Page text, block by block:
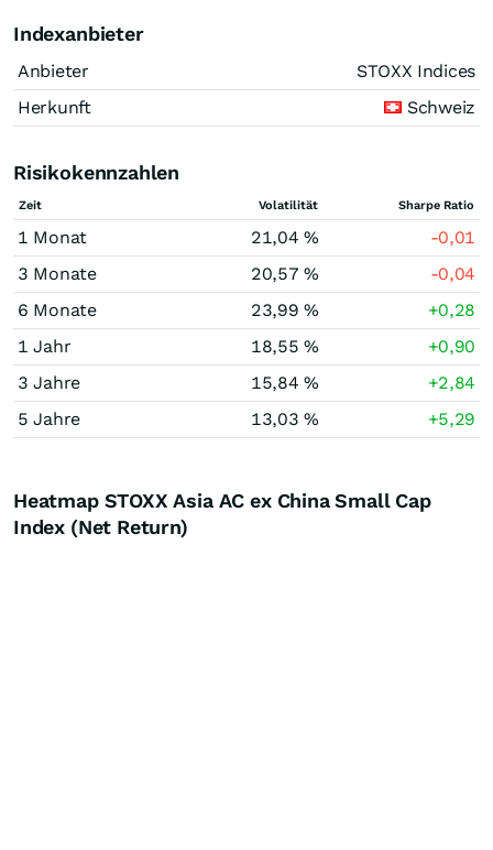
Indexanbieter
Anbieter
STOXX Indices
Herkunft
Schweiz
Risikokennzahlen
Zeit Volatilität Sharpe Ratio
1 Monat 21,04 %
-0,01
3 Monate
20,57 %
-0,04
6 Monate
23,99 %
+0,28
1 Jahr
18,55 %
+0,90
3 Jahre
15,84 %
+2,84
5 Jahre
13,03 % +5,29
Heatmap STOXX Asia AC ex China Small Cap
Index (Net Return)